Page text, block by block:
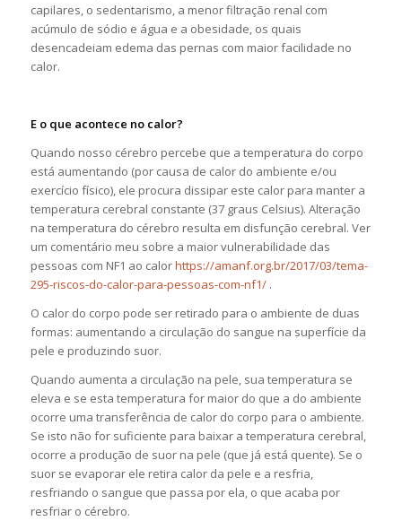
capilares, o sedentarismo, a menor filtração renal com
acúmulo de sódio e água e a obesidade, os quais
desencadeiam edema das pernas com maior facilidade no
calor.
E o que acontece no calor?
Quando nosso cérebro percebe que a temperatura do corpo
está aumentando (por causa de calor do ambiente e/ou
exercício físico), ele procura dissipar este calor para manter a
temperatura cerebral constante (37 graus Celsius). Alteração
na temperatura do cérebro resulta em disfunção cerebral. Ver
um comentário meu sobre a maior vulnerabilidade das
pessoas com NF1 ao calorhttps://amanf.org.br/2017/03/tema-
295-riscos-do-calor-para-pessoas-com-nf1/.
O calor do corpo pode ser retirado para o ambiente de duas
formas: aumentando a circulação do sangue na superfície da
pele e produzindo suor.
Quando aumenta a circulação na pele, sua temperatura se
eleva e se esta temperatura for maior do que a do ambiente
ocorre uma transferência de calor do corpo para o ambiente.
Se isto não for suficiente para baixar a temperatura cerebral,
ocorre a produção de suor na pele (que já está quente). Se o
suor se evaporar ele retira calor da pele e a resfria,
resfriando o sangue que passa por ela, o que acaba por
resfriar o cérebro.